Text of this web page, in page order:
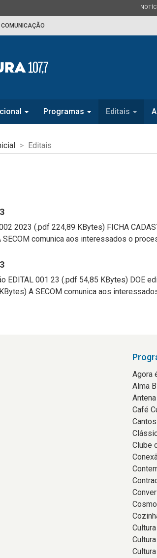
Programas Editais
Editais
2023 (.pdf 224,89 KBytes) FICHA
SECOM comunica aos interessados o
EDITAL 001 23 (.pdf 54,85 KBytes) DOE
A SECOM comunica aos
Agora
Alma
Café
Clube